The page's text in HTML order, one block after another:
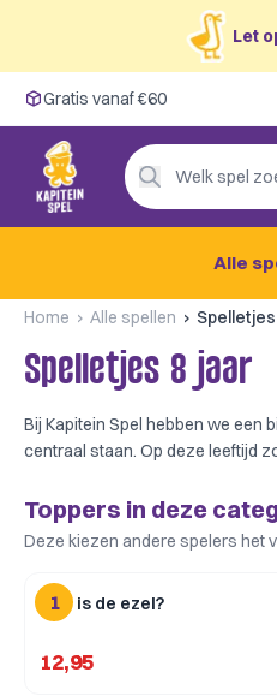
Let
Gratis vanaf €60
Morgen in huis ✓
Persoonlijk advies
4,9/5 —
200+ beoordelingen
Gratis vanaf €60
Welk spel zoek je?
Alle
Home Alle spellen
Spelletjes 8 jaar
Bij Kapitein Spel hebben we een
centraal staan. Op deze leeftijd
Toppers in deze
Deze kiezen andere spelers het
1
Wie is de ezel?
12,95